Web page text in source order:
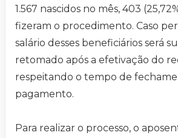
1.567 nascidos no mês, 403
fizeram o procedimento. Caso
salário desses beneficiários será
retomado após a efetivação do
respeitando o tempo de
pagamento.
Para realizar o processo, o